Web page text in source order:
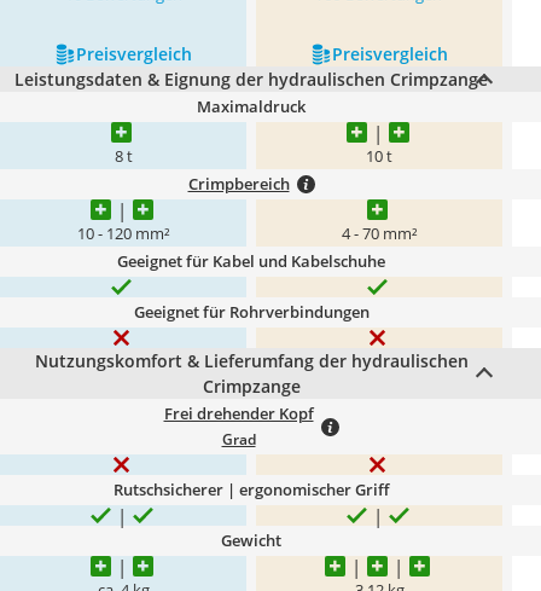
Preis­vergleich
Preis­vergleich
Leistungsdaten & Eignung der hydraulischen Crimpzange
Maximaldruck
8 t 10 t
Crimpbereich
10 - 120 mm² 4 - 70 mm²
Geeignet für Kabel und Kabelschuhe
Geeignet für Rohrverbindungen
Nutzungskomfort & Lieferumfang der hydraulischen
Crimpzange
Frei drehender Kopf
Grad
Rutschsicherer | ergonomischer Griff
Gewicht